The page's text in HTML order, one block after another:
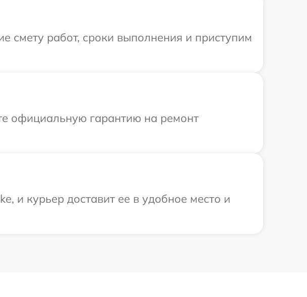
смету работ, сроки выполнения и приступим
официальную гарантию на ремонт
и курьер доставит ее в удобное место и